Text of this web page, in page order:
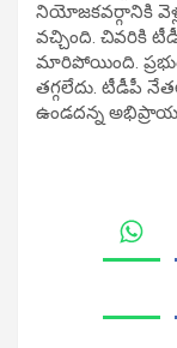
నియోజకవర్గానికి
వచ్చింది. చివరికి
మారిపోయింది.
తగ్గలేదు. టీడీపీ
ఉండదన్న